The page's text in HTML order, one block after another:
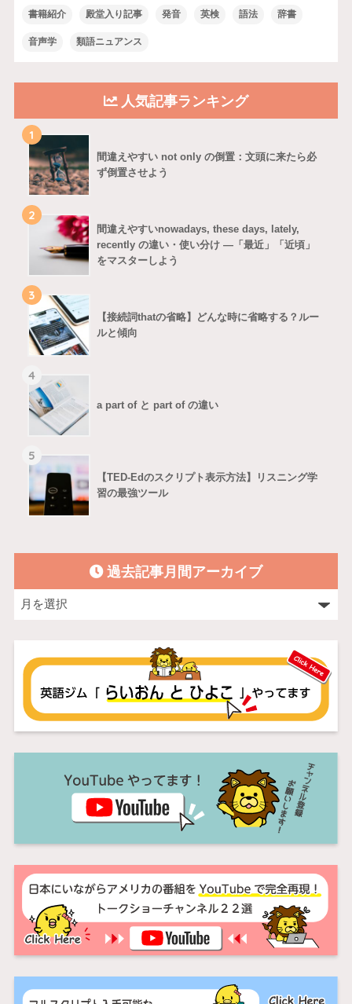
書籍紹介 殿堂入り記事 発音 英検 語法 辞書
音声学 類語ニュアンス
人気記事ランキング
1
間違えやすい not only の倒置：文頭に来たら必
ず倒置させよう
2
間違えやすいnowadays, these days, lately,
recently の違い・使い分け ―「最近」「近頃」
をマスターしよう
3
【接続詞thatの省略】どんな時に省略する？ルー
ルと傾向
4
a part of と part of の違い
5
【TED-Edのスクリプト表示方法】リスニング学
習の最強ツール
過去記事月間アーカイブ